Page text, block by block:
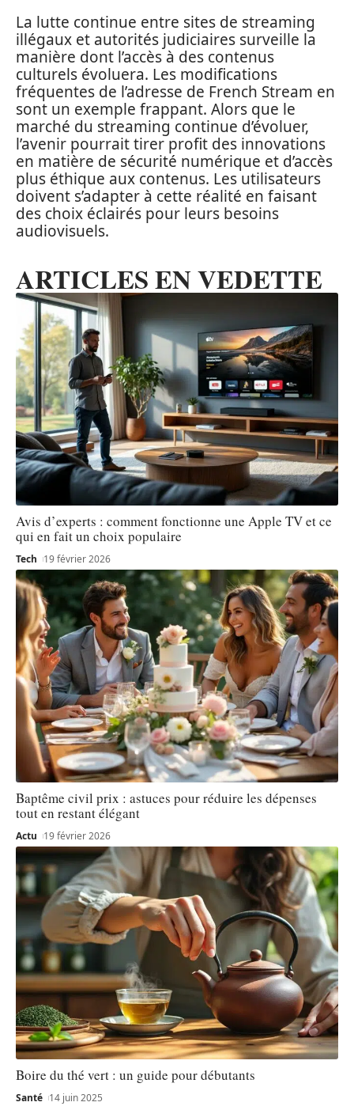
La lutte continue entre sites de streaming
illégaux et autorités judiciaires surveille la
manière dont l’accès à des contenus
culturels évoluera. Les modifications
fréquentes de l’adresse de French Stream en
sont un exemple frappant. Alors que le
marché du streaming continue d’évoluer,
l’avenir pourrait tirer profit des innovations
en matière de sécurité numérique et d’accès
plus éthique aux contenus. Les utilisateurs
doivent s’adapter à cette réalité en faisant
des choix éclairés pour leurs besoins
audiovisuels.
ARTICLES EN VEDETTE
Avis d’experts : comment fonctionne une Apple TV et ce
qui en fait un choix populaire
Tech 19 février 2026
Baptême civil prix : astuces pour réduire les dépenses
tout en restant élégant
Actu 19 février 2026
Boire du thé vert : un guide pour débutants
Santé 14 juin 2025